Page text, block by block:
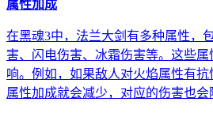
属性加成
在黑魂3中，法兰大剑有多种属性，
害、闪电伤害、冰霜伤害等。这些
响。例如，如果敌人对火焰属性有
属性加成就会减少，对应的伤害也会